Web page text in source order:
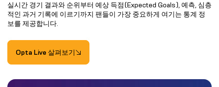
실시간 경기 결과와 순위부터 예상 득점(Expected Goals), 예측, 심층
적인 과거 기록에 이르기까지 팬들이 가장 중요하게 여기는 통계 정
보를 제공합니다.
Opta Live 살펴보기